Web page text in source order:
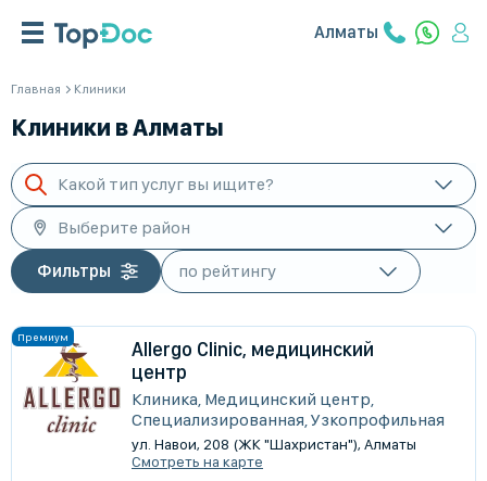
Алматы
Главная Клиники
Клиники в Алматы
Какой тип услуг вы ищите?
Выберите район
Фильтры
Allergo Clinic, медицинский
центр
Клиника, Медицинский центр,
Специализированная, Узкопрофильная
ул. Навои, 208 (ЖК "Шахристан"), Алматы
Смотреть на карте